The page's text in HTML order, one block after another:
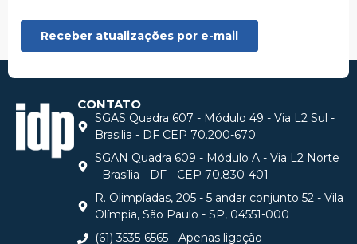
CONTATO
SGAS Quadra 607 - Módulo 49 - Via L2 Sul -
Brasilia - DF CEP 70.200-670
SGAN Quadra 609 - Módulo A - Via L2 Norte
- Brasília - DF - CEP 70.830-401
R. Olimpíadas, 205 - 5 andar conjunto 52 - Vila
Olímpia, São Paulo - SP, 04551-000
(61) 3535-6565 - Apenas ligação